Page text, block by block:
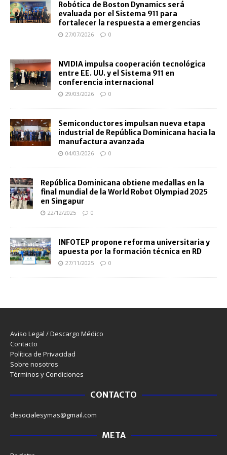
Robótica de Boston Dynamics será
evaluada por el Sistema 911 para
fortalecer la respuesta a emergencias
27/07/2026 0
NVIDIA impulsa cooperación tecnológica
entre EE. UU. y el Sistema 911 en
conferencia internacional
29/03/2026 0
Semiconductores impulsan nueva etapa
industrial de República Dominicana hacia la
manufactura avanzada
04/03/2026 0
República Dominicana obtiene medallas en la
final mundial de la World Robot Olympiad 2025
en Singapur
22/12/2025 0
INFOTEP propone reforma universitaria y
apuesta por la formación técnica en RD
27/11/2025 0
Aviso Legal / Descargo Médico
Contacto
Política de Privacidad
Sobre nosotros
Términos y Condiciones
CONTACTO
desocialesymas@gmail.com
META